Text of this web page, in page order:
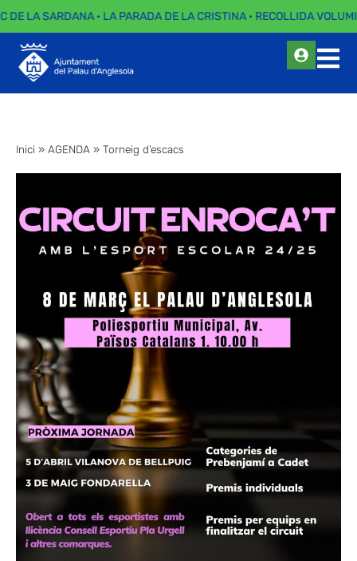
DE LA SARDANA · LA PARADA DE LA CRISTINA · RECOLLIDA
Inici » AGENDA » Torneig d’escacs